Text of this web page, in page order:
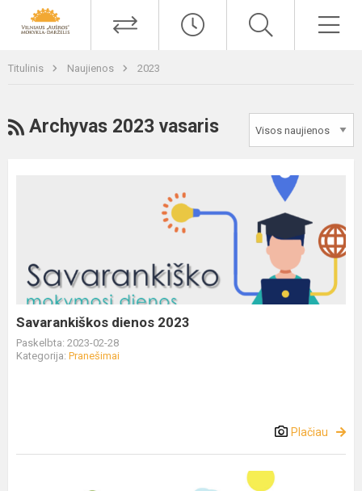
Titulinis Naujienos 2023
Archyvas 2023 vasaris
Savarankiškos dienos 2023
Paskelbta: 2023-02-28
Kategorija: Pranešimai
Plačiau